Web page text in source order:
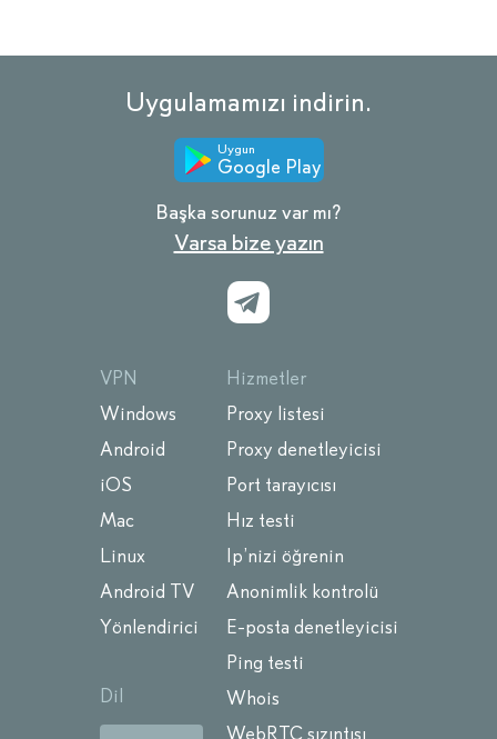
Uygulamamızı indirin.
Uygun
Google Play
Başka sorunuz var mı?
Varsa bize yazın
VPN
Windows
Android
iOS
Mac
Linux
Android TV
Yönlendirici
Dil
Hizmetler
Proxy listesi
Proxy denetleyicisi
Port tarayıcısı
Hız testi
Ip’nizi öğrenin
Anonimlik kontrolü
E-posta denetleyicisi
Ping testi
Whois
WebRTC sızıntısı